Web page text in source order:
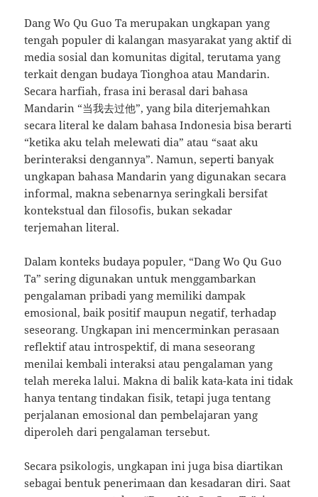
Dang Wo Qu Guo Ta merupakan ungkapan yang
tengah populer di kalangan masyarakat yang aktif di
media sosial dan komunitas digital, terutama yang
terkait dengan budaya Tionghoa atau Mandarin.
Secara harfiah, frasa ini berasal dari bahasa
Mandarin “当我去过他”, yang bila diterjemahkan
secara literal ke dalam bahasa Indonesia bisa berarti
“ketika aku telah melewati dia” atau “saat aku
berinteraksi dengannya”. Namun, seperti banyak
ungkapan bahasa Mandarin yang digunakan secara
informal, makna sebenarnya seringkali bersifat
kontekstual dan filosofis, bukan sekadar
terjemahan literal.
Dalam konteks budaya populer, “Dang Wo Qu Guo
Ta” sering digunakan untuk menggambarkan
pengalaman pribadi yang memiliki dampak
emosional, baik positif maupun negatif, terhadap
seseorang. Ungkapan ini mencerminkan perasaan
reflektif atau introspektif, di mana seseorang
menilai kembali interaksi atau pengalaman yang
telah mereka lalui. Makna di balik kata-kata ini tidak
hanya tentang tindakan fisik, tetapi juga tentang
perjalanan emosional dan pembelajaran yang
diperoleh dari pengalaman tersebut.
Secara psikologis, ungkapan ini juga bisa diartikan
sebagai bentuk penerimaan dan kesadaran diri. Saat